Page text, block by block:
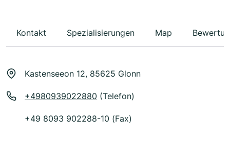
Kontakt Spezialisierungen Map
Kastenseeon 12, 85625 Glonn
+4980939022880 (Telefon)
+49 8093 902288-10 (Fax)